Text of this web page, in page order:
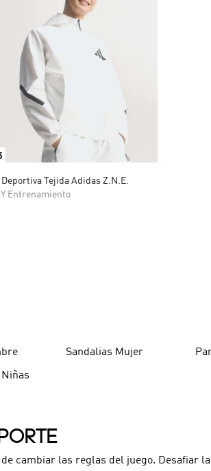
Tejida Adidas Z.N.E.
Entrenamiento
Sandalias Mujer
Niñas
cambiar las reglas del juego. Desafiar